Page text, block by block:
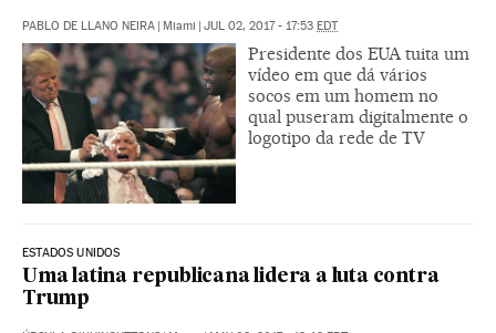
PABLO DE LLANO NEIRA | Miami | JUL 02, 2017 - 17:53 EDT
Presidente dos EUA tuita um
vídeo em que dá vários
socos em um homem no
qual puseram digitalmente o
logotipo da rede de TV
ESTADOS UNIDOS
Uma latina republicana lidera a luta contra
Trump